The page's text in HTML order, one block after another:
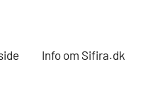
Info om Sifira.dk